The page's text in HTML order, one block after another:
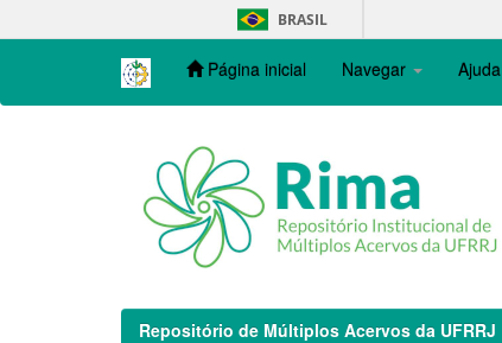
navigation
BRASIL
Página inicial Navegar Ajuda
Repositório de Múltiplos Acervos da UFRRJ